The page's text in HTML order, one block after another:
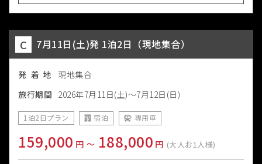
C 7月11日(土)発 1泊2日（現地集合）
発 着 地 現地集合
旅行期間 2026年7月11日(土)～7月12日(日)
1泊2日プラン 宿泊 専用車
159,000 円 〜 188,000 円 (大人お1人様)